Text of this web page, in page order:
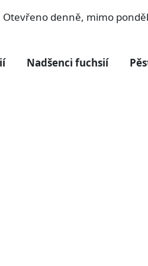
Otevřeno denně, mimo
Nadšenci fuchsií